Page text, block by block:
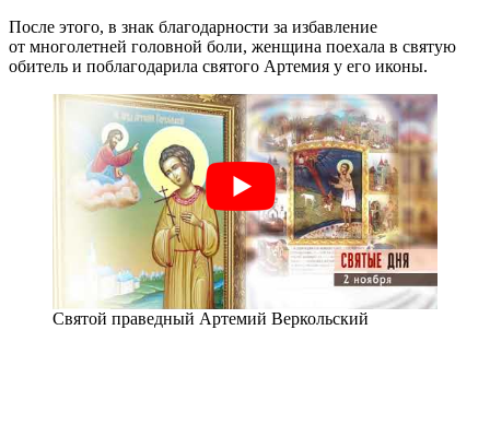
После этого, в знак благодарности за избавление
от многолетней головной боли, женщина поехала в святую
обитель и поблагодарила святого Артемия у его иконы.
Святой праведный Артемий Веркольский